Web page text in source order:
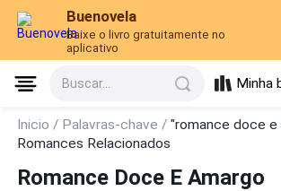
Buenovela
Baixe o livro gratuitamente no
aplicativo
Buscar... Minha
Inicio / Palavras-chave /"romance doce e
Romances Relacionados
Romance Doce E Amargo